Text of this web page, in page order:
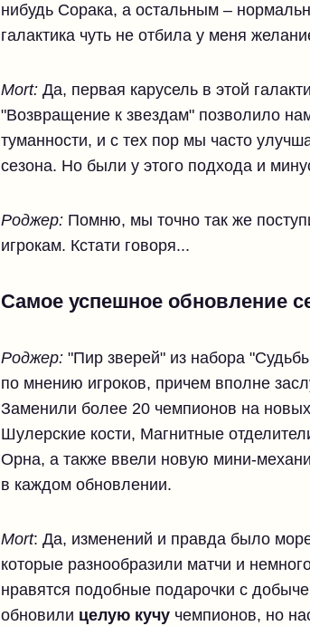
нибудь Сорака, а остальным –
галактика чуть не отбила у меня
Mort: Да, первая карусель в этой
"Возвращение к звездам" позволило
туманности, и с тех пор мы часто
сезона. Но были у этого подхода и
Роджер: Помню, мы точно так же
игрокам. Кстати говоря...
Самое успешное обновление
Роджер: "Пир зверей" из набора
по мнению игроков, причем вполне
Заменили более 20 чемпионов на
Шулерские кости, Магнитные
Орна, а также ввели новую мини-
в каждом обновлении.
Mort: Да, изменений и правда было
которые разнообразили матчи и
нравятся подобные подарочки с
обновили целую кучу чемпионов, но